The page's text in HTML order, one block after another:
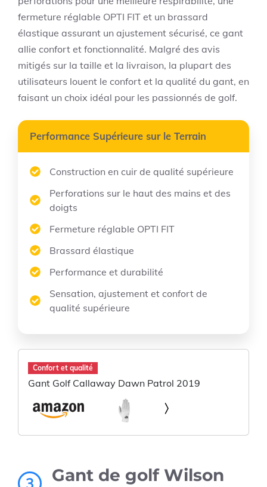
fermeture réglable OPTI FIT et un brassard
élastique assurant un ajustement sécurisé, ce gant
allie confort et fonctionnalité. Malgré des avis
mitigés sur la taille et la livraison, la plupart des
utilisateurs louent le confort et la qualité du gant, en
faisant un choix idéal pour les passionnés de golf.
Performance Supérieure sur le Terrain
Construction en cuir de qualité supérieure
Perforations sur le haut des mains et des
doigts
Fermeture réglable OPTI FIT
Brassard élastique
Performance et durabilité
Sensation, ajustement et confort de
qualité supérieure
Confort et qualité
Gant Golf Callaway Dawn Patrol 2019
3
Gant de golf Wilson